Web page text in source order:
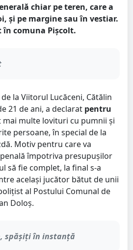
chiar pe teren, care a
și pe margine sau în vestiar.
comuna Pișcolt.
la Viitorul Lucăceni, Cătălin
21 de ani, a declarat pentru
mai multe lovituri cu pumnii și
persoane, în special de la
Motiv pentru care va
împotriva presupușilor
să fie complet, la final s-a
același jucător bătut de unii
al Postului Comunal de
Doloș.
spășiți în instanță